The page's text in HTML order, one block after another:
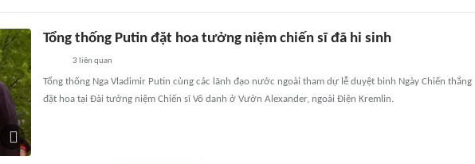
Tổng thống Putin đặt hoa tưởng niệm chiến sĩ đã hi sinh
3 liên quan
Tổng thống Nga Vladimir Putin cùng các lãnh đạo nước ngoài tham dự lễ duyệt binh Ngày Chiến thắng
đặt hoa tại Đài tưởng niệm Chiến sĩ Vô danh ở Vườn Alexander, ngoài Điện Kremlin.